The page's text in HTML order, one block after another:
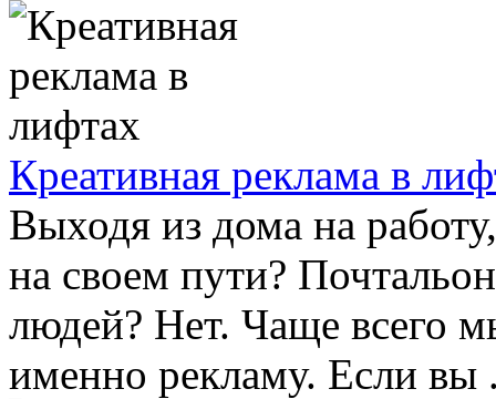
Креативная реклама в
Выходя из дома на
на своем пути?
людей? Нет. Чаще всего
именно рекламу. Если вы